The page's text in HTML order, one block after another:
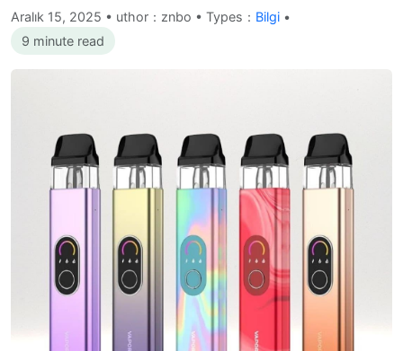
Aralık 15, 2025 • uthor：znbo • Types： Bilgi •
9 minute read